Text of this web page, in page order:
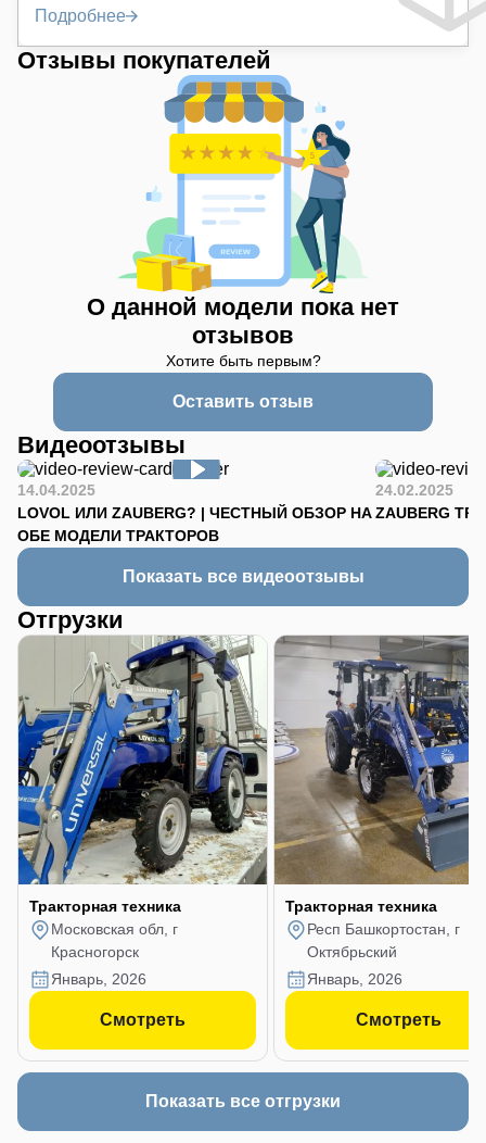
Подробнее
Отзывы покупателей
О данной модели пока нет
отзывов
Хотите быть первым?
Оставить отзыв
Видеоотзывы
14.04.2025
LOVOL ИЛИ ZAUBERG? | ЧЕСТНЫЙ ОБЗОР НА
ОБЕ МОДЕЛИ ТРАКТОРОВ
24.02.2025
ZAUBERG
Показать все видеоотзывы
Отгрузки
Тракторная техника
Московская обл, г
Красногорск
январь, 2026
Смотреть
Тракторная техника
Респ Башкортостан, г
Октябрьский
январь, 2026
Смотреть
Показать все отгрузки